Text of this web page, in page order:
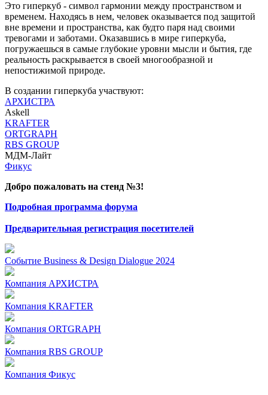
Это гиперкуб - символ гармонии между пространством и
временем. Находясь в нем, человек оказывается под защитой
вне времени и пространства, как будто паря над своими
тревогами и заботами. Оказавшись в мире гиперкуба,
погружаешься в самые глубокие уровни мысли и бытия, где
реальность раскрывается в своей многообразной и
непостижимой природе.
В создании гиперкуба участвуют:
АРХИСТРА
Askell
KRAFTER
ORTGRAPH
RBS GROUP
МДМ-Лайт
Фикус
Добро пожаловать на стенд №3!
Подробная программа форума
Предварительная регистрация посетителей
Событие Business & Design Dialogue 2024
Компания АРХИСТРА
Компания KRAFTER
Компания ORTGRAPH
Компания RBS GROUP
Компания Фикус